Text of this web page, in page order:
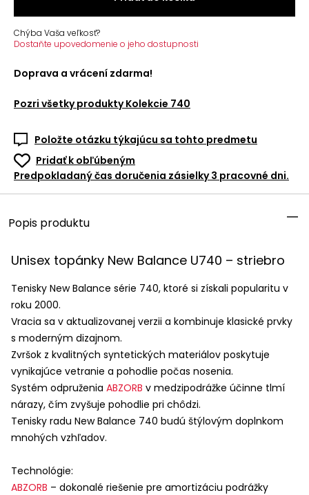
Chýba Vaša veľkosť?
Dostaňte upovedomenie o jeho dostupnosti
Doprava a vrácení zdarma!
Pozri všetky produkty Kolekcie 740
Položte otázku týkajúcu sa tohto predmetu
Pridať k obľúbeným
Predpokladaný čas doručenia zásielky 3 pracovné dni.
Popis produktu
Unisex topánky New Balance U740 – striebro
Tenisky New Balance série 740, ktoré si získali popularitu v
roku 2000.
Vracia sa v aktualizovanej verzii a kombinuje klasické prvky
s moderným dizajnom.
Zvršok z kvalitných syntetických materiálov poskytuje
vynikajúce vetranie a pohodlie počas nosenia.
Systém odpruženia ABZORB v medzipodrážke účinne tlmí
nárazy, čím zvyšuje pohodlie pri chôdzi.
Tenisky radu New Balance 740 budú štýlovým doplnkom
mnohých vzhľadov.
Technológie:
ABZORB – dokonalé riešenie pre amortizáciu podrážky